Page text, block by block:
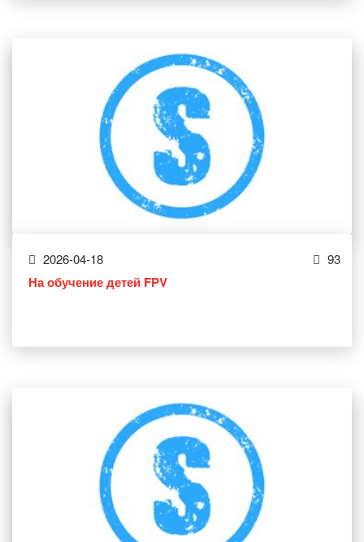
2026-04-18 93
На обучение детей FPV